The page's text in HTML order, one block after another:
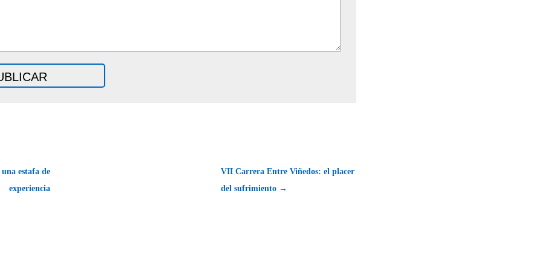
estafa de
experiencia
VII Carrera Entre Viñedos: el placer
del sufrimiento →